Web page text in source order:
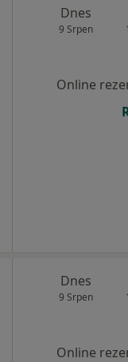
Dnes
9 Srpen
Online
Dnes
9 Srpen
Online